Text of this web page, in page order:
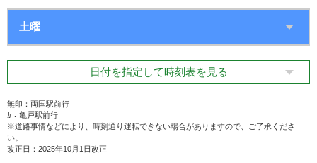
日付を指定して時刻表を見る
無印：両国駅前行
ｶ：亀戸駅前行
※道路事情などにより、時刻通り運転できない場合がありますので、ご了承くださ
い。
改正日：2025年10月1日改正